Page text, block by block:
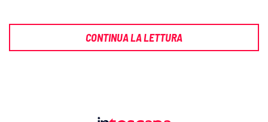
CONTINUA LA LETTURA